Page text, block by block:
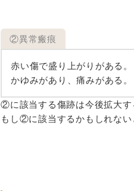
②異常瘢痕
赤い傷で盛り上がりがある。
かゆみがあり、痛みがある。
②に該当する傷跡は今後拡大す
もし②に該当するかもしれない